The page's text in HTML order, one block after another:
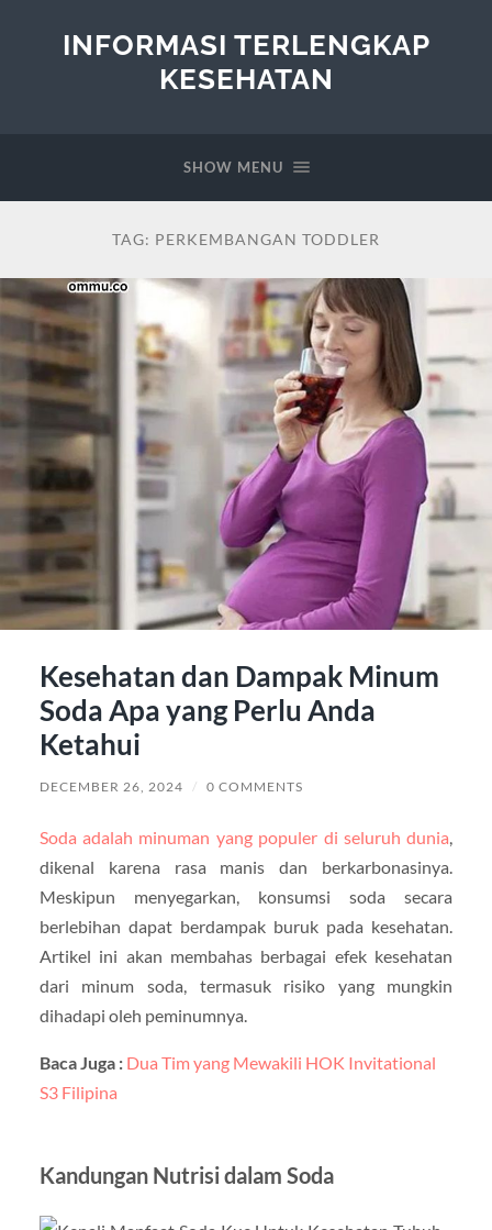
INFORMASI TERLENGKAP
KESEHATAN
SHOW MENU
TAG: PERKEMBANGAN TODDLER
Kesehatan dan Dampak Minum
Soda Apa yang Perlu Anda
Ketahui
DECEMBER 26, 2024 / 0 COMMENTS
Soda adalah minuman yang populer di seluruh dunia
dikenal karena rasa manis dan berkarbonasinya.
Meskipun menyegarkan, konsumsi soda secara
berlebihan dapat berdampak buruk pada kesehatan.
Artikel ini akan membahas berbagai efek kesehatan
dari minum soda, termasuk risiko yang mungkin
dihadapi oleh peminumnya.
Baca Juga : Dua Tim yang Mewakili HOK Invitational
S3 Filipina
Kandungan Nutrisi dalam Soda